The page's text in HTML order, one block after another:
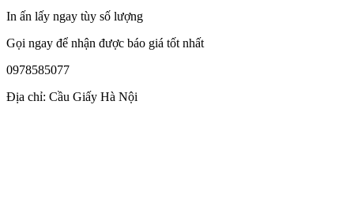
In ấn lấy ngay tùy số lượng
Gọi ngay để nhận được báo giá tốt nhất
0978585077
Địa chỉ: Cầu Giấy Hà Nội